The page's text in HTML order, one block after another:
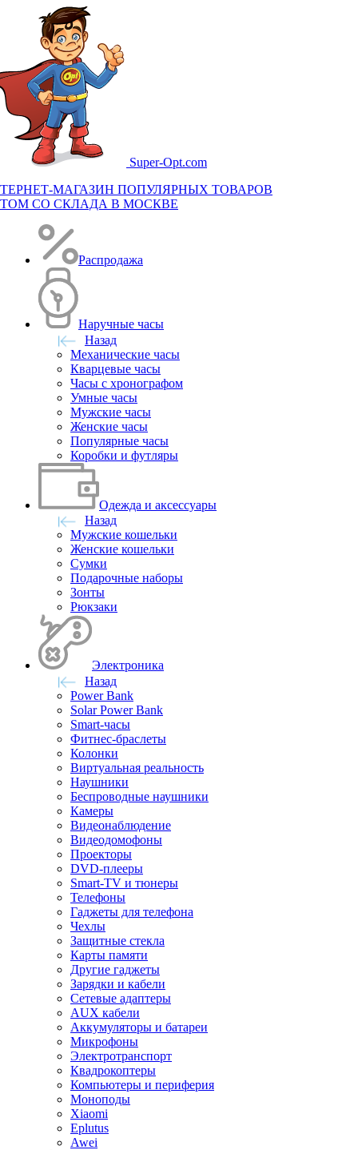
Super-Opt.com
МАГАЗИН ПОПУЛЯРНЫХ ТОВАРОВ
СО СКЛАДА В МОСКВЕ
Распродажа
Наручные часы
Назад
Механические часы
Кварцевые часы
Часы с хронографом
Умные часы
Мужские часы
Женские часы
Популярные часы
Коробки и футляры
Одежда и аксессуары
Назад
Мужские кошельки
Женские кошельки
Сумки
Подарочные наборы
Зонты
Рюкзаки
Электроника
Назад
Power Bank
Solar Power Bank
Smart-часы
Фитнес-браслеты
Колонки
Виртуальная реальность
Наушники
Беспроводные наушники
Камеры
Видеонаблюдение
Видеодомофоны
Проекторы
DVD-плееры
Smart-TV и тюнеры
Телефоны
Гаджеты для телефона
Чехлы
Защитные стекла
Карты памяти
Другие гаджеты
Зарядки и кабели
Сетевые адаптеры
AUX кабели
Аккумуляторы и батареи
Микрофоны
Электротранспорт
Квадрокоптеры
Компьютеры и периферия
Моноподы
Xiaomi
Eplutus
Awei